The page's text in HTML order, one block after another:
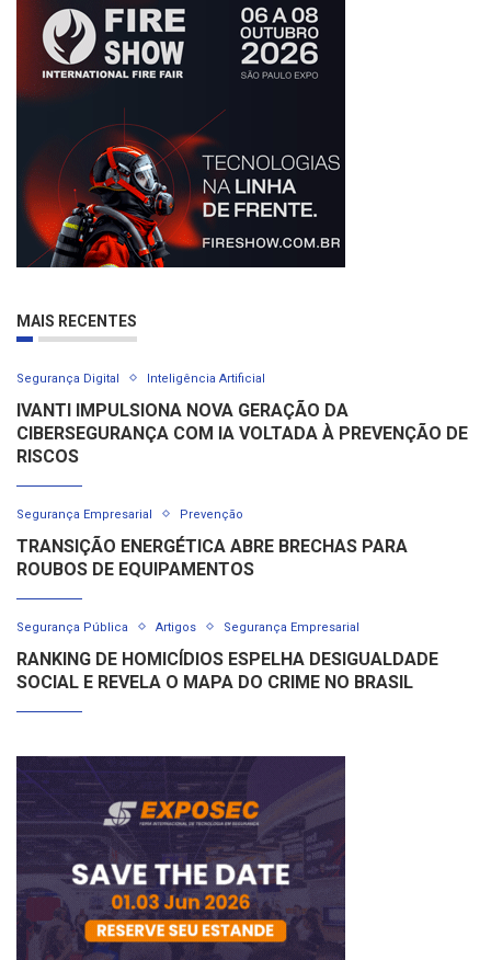
MAIS RECENTES
Segurança Digital Inteligência Artificial
IVANTI IMPULSIONA NOVA GERAÇÃO DA
CIBERSEGURANÇA COM IA VOLTADA À PREVENÇÃO DE
RISCOS
Segurança Empresarial Prevenção
TRANSIÇÃO ENERGÉTICA ABRE BRECHAS PARA
ROUBOS DE EQUIPAMENTOS
Segurança Pública Artigos Segurança Empresarial
RANKING DE HOMICÍDIOS ESPELHA DESIGUALDADE
SOCIAL E REVELA O MAPA DO CRIME NO BRASIL